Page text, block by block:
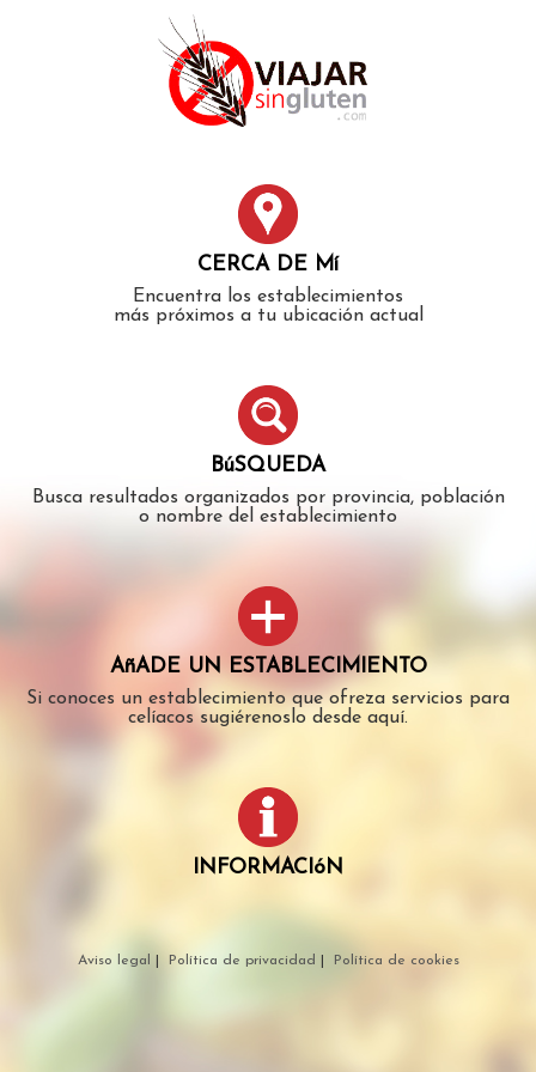
CERCA DE Mí
Encuentra los establecimientos
más próximos a tu ubicación actual
BúSQUEDA
Busca resultados organizados por provincia, población
o nombre del establecimiento
AñADE UN ESTABLECIMIENTO
Si conoces un establecimiento que ofreza servicios para
celíacos sugiérenoslo desde aquí.
INFORMACIóN
Aviso legal Política de privacidad Política de cookies
authorized to show the cookie declaration for domain group
ID 546ddaab-b478-4440-aa8a-3b0205284212. Please add it to
the domain group in the Cookiebot Manager to authorize